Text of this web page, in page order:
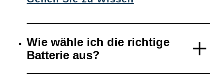
Wie wähle ich die richtige
Batterie aus?